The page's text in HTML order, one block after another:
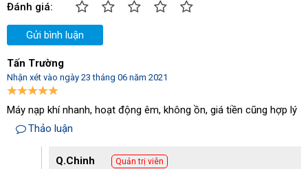
Đánh giá:
Gửi bình luận
Tấn Trường
Nhận xét vào ngày 23 tháng 06 năm 2021
Máy nạp khí nhanh, hoạt động êm, không ồn, giá tiền cũng hợp lý
Thảo luận
Q.Chinh Quản trị viên